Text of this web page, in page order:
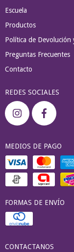
Escuela
Productos
Política de Devolución
Preguntas Frecuentes
Contacto
REDES SOCIALES
MEDIOS DE PAGO
FORMAS DE ENVÍO
CONTACTANOS